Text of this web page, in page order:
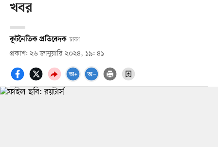
খবর
কূটনৈতিক প্রতিবেদক ঢাকা
প্রকাশ: ২৬ জানুয়ারি ২০২৪, ১৯: ৪১